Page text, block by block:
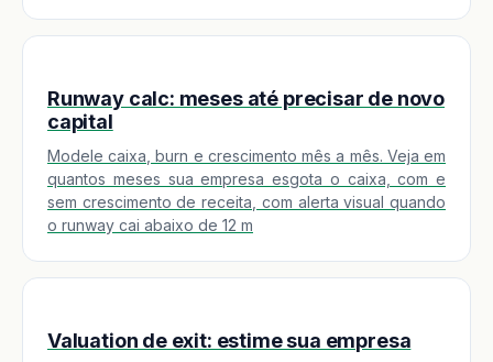
Runway calc: meses até precisar de novo
capital
Modele caixa, burn e crescimento mês a mês. Veja em
quantos meses sua empresa esgota o caixa, com e
sem crescimento de receita, com alerta visual quando
o runway cai abaixo de 12 m
Valuation de exit: estime sua empresa